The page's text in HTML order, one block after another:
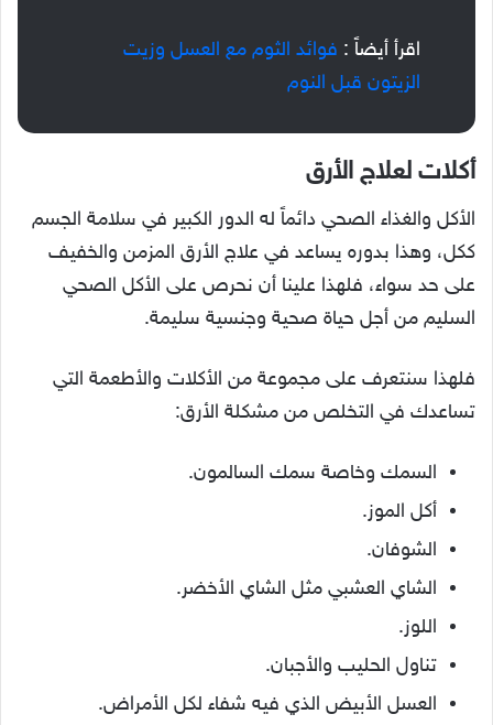
اقرأ أيضاً : فوائد الثوم مع العسل وزيت
الزيتون قبل النوم
أكلات لعلاج الأرق
الأكل والغذاء الصحي دائماً له الدور الكبير في سلامة الجسم
ككل، وهذا بدوره يساعد في علاج الأرق المزمن والخفيف
على حد سواء، فلهذا علينا أن نحرص على الأكل الصحي
السليم من أجل حياة صحية وجنسية سليمة.
فلهذا سنتعرف على مجموعة من الأكلات والأطعمة التي
تساعدك في التخلص من مشكلة الأرق:
السمك وخاصة سمك السالمون.
أكل الموز.
الشوفان.
الشاي العشبي مثل الشاي الأخضر.
اللوز.
تناول الحليب والأجبان.
العسل الأبيض الذي فيه شفاء لكل الأمراض.